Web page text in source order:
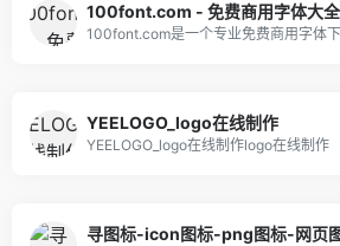
100font.com - 免费商用字体大
100font.com是一个专业免费商用字体
YEELOGO_logo在线制作
YEELOGO_logo在线制作logo在线制作
寻图标-icon图标-png图标-网页